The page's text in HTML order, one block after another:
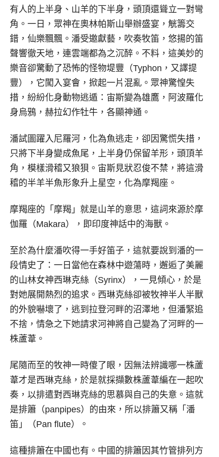
有人的上半身、山羊的下半身，頭頂還聳立一對彎
角。一日，眾神在奧林帕斯山舉辦盛宴，觥籌交
錯，仙樂飄飄。潘受邀獻藝，吹奏牧笛，悠揚的笛
聲響徹天地，連雲端都為之沉醉。不料，這美妙的
樂音卻驚動了恐怖的怪物堤豐（Typhon，又譯提
豐），它闖入宴會，掀起一片混亂。眾神驚惶失
措，紛紛化身動物逃遁：宙斯變為雄鷹，阿波羅化
身烏鴉，赫拉幻作牡牛，各顯神通。
潘試圖躍入尼羅河，化為魚逃走，卻因驚慌失措，
只將下半身變成魚尾，上半身仍保留羊形，頭頂羊
角，模樣滑稽又狼狽。宙斯見狀忍俊不禁，將這滑
稽的半羊半魚形象升上星空，化為摩羯座。
摩羯座的「摩羯」就是山羊的意思，這詞來源於摩
伽羅（Makara），即印度神話中的海獸。
至於為什麼潘吹得一手好笛子，這就要說到潘的一
段情史了：一日當他在森林中遊蕩時，邂逅了美麗
的山林女神西琳克絲（Syrinx），一見傾心，於是
對她展開熱烈的追求。西琳克絲卻被牧神半人半獸
的外貌嚇壞了，逃到拉登河畔的沼澤地，但潘緊追
不捨，情急之下她請求河神將自己變為了河畔的一
株蘆葦。
尾隨而至的牧神一時傻了眼，因無法辨識哪一株蘆
葦才是西琳克絲，於是就採擷數株蘆葦編在一起吹
奏，以排遣對西琳克絲的思慕與自己的失意。這就
是排簫（panpipes）的由來，所以排簫又稱「潘
笛」（Pan flute）。
這種排簫在中國也有。中國的排簫因其竹管排列方